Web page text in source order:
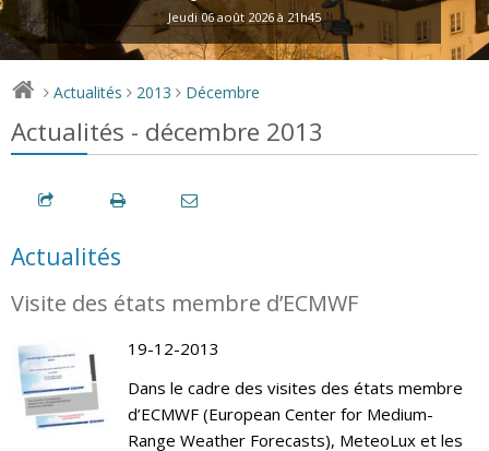
Jeudi 06 août 2026 à 21h45
> Actualités > 2013 > Décembre
Actualités - décembre 2013
Actualités
Visite des états membre d’ECMWF
19-12-2013
Dans le cadre des visites des états membre
d’ECMWF (European Center for Medium-
Range Weather Forecasts), MeteoLux et les